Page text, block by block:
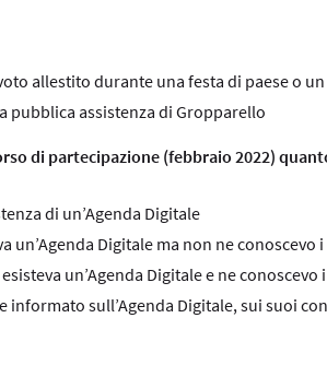
allestito durante una festa di paese o
pubblica assistenza di Gropparello
di partecipazione (febbraio 2022)
di un’Agenda Digitale
un’Agenda Digitale ma non ne conoscevo
un’Agenda Digitale e ne conoscevo
sull’Agenda Digitale, sui suoi